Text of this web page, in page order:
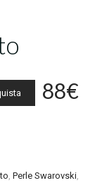
88€
, Perle Swarovski,